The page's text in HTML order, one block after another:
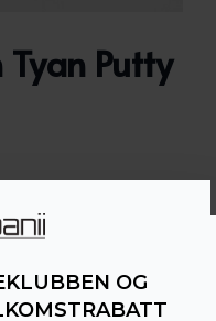
Putty
OG